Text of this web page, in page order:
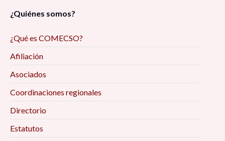
¿Quiénes somos?
¿Qué es COMECSO?
Afiliación
Asociados
Coordinaciones regionales
Directorio
Estatutos